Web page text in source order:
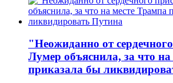
"Неожиданно от
Лумер объяснила, за что
приказала бы